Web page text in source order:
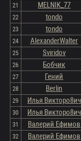
21
MELNIK_77
22
tondo
23
tondo
24
AlexanderWalter
25
Sviridov
26
Бобчик
27
Гений
28
Berlin
29
Илья Викторо8ич
30
Илья Викторо8ич
31
Валерий Ефимов
32
Валерий Ефимов